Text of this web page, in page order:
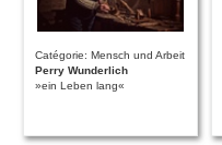
Catégorie: Mensch und Arbeit
Perry Wunderlich
»ein Leben lang«